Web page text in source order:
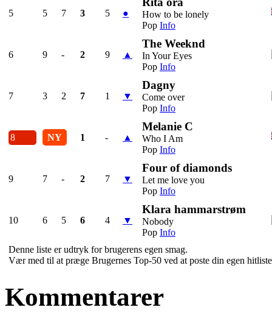
5 5 7 3 5 ●
How to be lonely
Pop Info
6 9 - 2 9 ▲
The Weeknd
In Your Eyes
Pop Info
7 3 2 7 1 ▼
Dagny
Come over
Pop Info
8 NY 1 - ▲
Melanie C
Who I Am
Pop Info
9 7 - 2 7 ▼
Four of diamonds
Let me love you
Pop Info
10 6 5 6 4 ▼
Klara hammarstrøm
Nobody
Pop Info
Denne liste er udtryk for brugerens egen smag.
Vær med til at præge Brugernes Top-50 ved at poste din egen
Kommentarer